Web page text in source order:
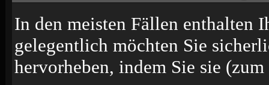
In den meisten Fällen enthalten
gelegentlich möchten Sie
hervorheben, indem Sie sie